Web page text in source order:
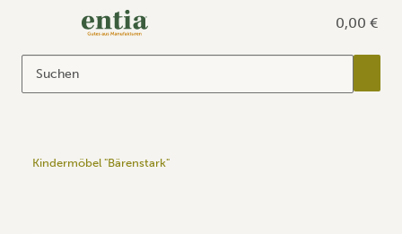
0,00 €
Kindermöbel "Bärenstark"